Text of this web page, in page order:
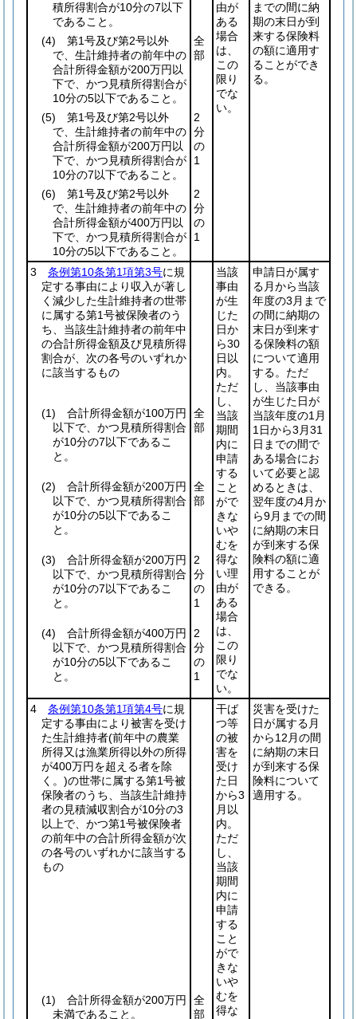
由が
ある
場合
は、
この
限り
でな
い。
までの間に納
期の末日が到
来する保険料
の額に適用す
ることができ
る。
積所得割合が10分の7以下
であること。
(4) 第1号及び第2号以外
で、生計維持者の前年中の
合計所得金額が200万円以
下で、かつ見積所得割合が
10分の5以下であること。
全
部
(5) 第1号及び第2号以外
で、生計維持者の前年中の
合計所得金額が200万円以
下で、かつ見積所得割合が
10分の7以下であること。
2
分
の
1
(6) 第1号及び第2号以外
で、生計維持者の前年中の
合計所得金額が400万円以
下で、かつ見積所得割合が
10分の5以下であること。
2
分
の
1
3 条例第10条第1項第3号に規
定する事由により収入が著し
く減少した生計維持者の世帯
に属する第1号被保険者のう
ち、当該生計維持者の前年中
の合計所得金額及び見積所得
割合が、次の各号のいずれか
に該当するもの
当該
事由
が生
じた
日か
ら30
日以
内。
ただ
し、
当該
期間
内に
申請
する
こと
がで
きな
いや
むを
得な
い理
由が
ある
場合
は、
この
限り
でな
い。
申請日が属す
る月から当該
年度の3月まで
の間に納期の
末日が到来す
る保険料の額
について適用
する。ただ
し、当該事由
が生じた日が
当該年度の1月
1日から3月31
日までの間で
ある場合にお
いて必要と認
めるときは、
翌年度の4月か
ら9月までの間
に納期の末日
が到来する保
険料の額に適
用することが
できる。
(1) 合計所得金額が100万円
以下で、かつ見積所得割合
が10分の7以下であるこ
と。
全
部
(2) 合計所得金額が200万円
以下で、かつ見積所得割合
が10分の5以下であるこ
と。
全
部
(3) 合計所得金額が200万円
以下で、かつ見積所得割合
が10分の7以下であるこ
と。
2
分
の
1
(4) 合計所得金額が400万円
以下で、かつ見積所得割合
が10分の5以下であるこ
と。
2
分
の
1
4 条例第10条第1項第4号に規
定する事由により被害を受け
た生計維持者(前年中の農業
所得又は漁業所得以外の所得
が400万円を超える者を除
く。)の世帯に属する第1号被
保険者のうち、当該生計維持
者の見積減収割合が10分の3
以上で、かつ第1号被保険者
の前年中の合計所得金額が次
の各号のいずれかに該当する
もの
干ば
つ等
の被
害を
受け
た日
から3
月以
内。
ただ
し、
当該
期間
内に
申請
する
こと
がで
きな
いや
むを
得な
災害を受けた
日が属する月
から12月の間
に納期の末日
が到来する保
険料について
適用する。
(1) 合計所得金額が200万円
未満であること。
全
部